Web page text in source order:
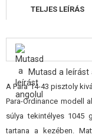
OUTDOOR,
ÉPÍTŐKÉSZLETEK,
REKLÁM TÁRGYAK
SÉRÜLT, HASZNÁLT
TELJES LEÍRÁS
Mutasd a leírást
A Para 14-43 pisztoly
Para-Ordinance modell
súlya tekintélyes 1045
tartana a kezében.